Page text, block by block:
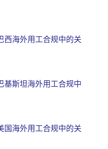
西海外用工合规中的关
基斯坦海外用工合规中
国海外用工合规中的关